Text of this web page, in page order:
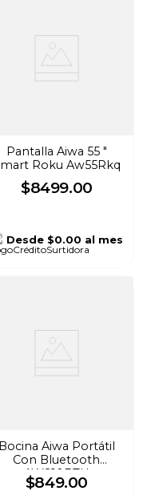
Pantalla Aiwa 55 "
Roku Aw55Rkq
$8499.00
Desde $0.00 al mes
Bocina Aiwa Portátil
Con Bluetooth
AWS10BTU
$849.00